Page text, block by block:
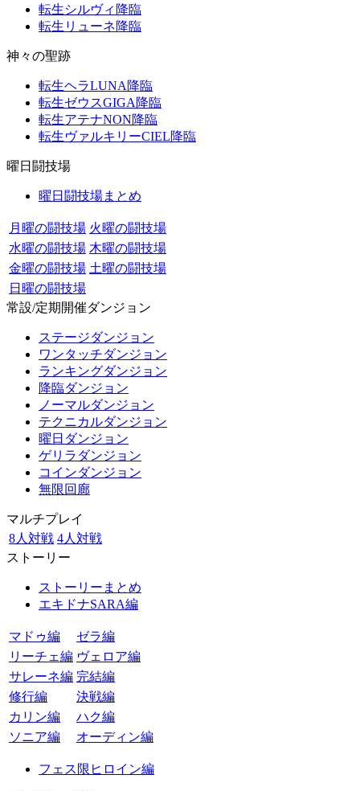
転生シルヴィ降臨
転生リューネ降臨
神々の聖跡
転生ヘラLUNA降臨
転生ゼウスGIGA降臨
転生アテナNON降臨
転生ヴァルキリーCIEL降臨
曜日闘技場
曜日闘技場まとめ
月曜の闘技場 火曜の闘技場
水曜の闘技場 木曜の闘技場
金曜の闘技場 土曜の闘技場
日曜の闘技場
常設/定期開催ダンジョン
ステージダンジョン
ワンタッチダンジョン
ランキングダンジョン
降臨ダンジョン
ノーマルダンジョン
テクニカルダンジョン
曜日ダンジョン
ゲリラダンジョン
コインダンジョン
無限回廊
マルチプレイ
8人対戦 4人対戦
ストーリー
ストーリーまとめ
エキドナSARA編
マドゥ編
ゼラ編
リーチェ編 ヴェロア編
サレーネ編 完結編
修行編
決戦編
カリン編
ハク編
ソニア編
オーディン編
フェス限ヒロイン編